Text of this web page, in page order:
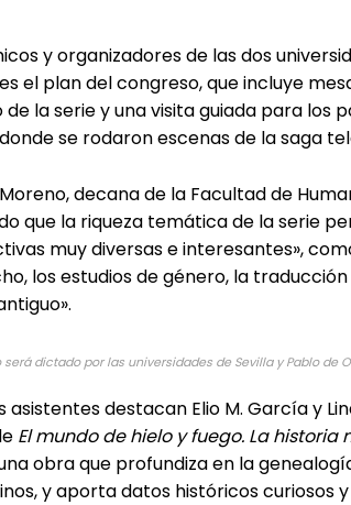
y organizadores de las dos
el plan del congreso, que incluye
de la serie y una visita guiada para los
se rodaron escenas de la saga
decana de la Facultad de
que la riqueza temática de la serie
muy diversas e interesantes»,
los estudios de género, la
será dictado por las universidades de Sevilla y Pablo de
asistentes destacan Elio M. García y
El mundo de hielo y fuego. La
obra que profundiza en la
y aporta datos históricos curiosos